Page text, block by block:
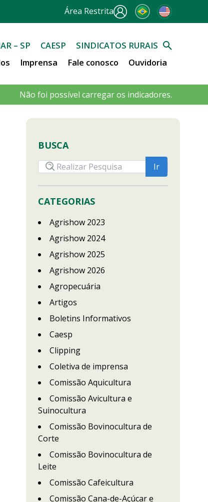
Área Restrita
– SP CAESP
SINDICATOS RURAIS
Imprensa Fale conosco Ouvidoria
Não foi possível carregar os indicadores.
BUSCA
CATEGORIAS
Agrishow 2023
Agrishow 2024
Agrishow 2025
Agrishow 2026
Agropecuária
Artigos
Boletins Informativos
Caesp
Clipping
Coletiva de imprensa
Comissão Aquicultura
Comissão Avicultura e
Suinocultura
Comissão Bovinocultura de
Corte
Comissão Bovinocultura de
Leite
Comissão Cafeicultura
Comissão Cana-de-Açúcar e